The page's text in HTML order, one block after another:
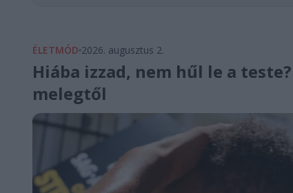
ÉLETMÓD 2026. augusztus 2.
Hiába izzad, nem hűl le a
melegtől